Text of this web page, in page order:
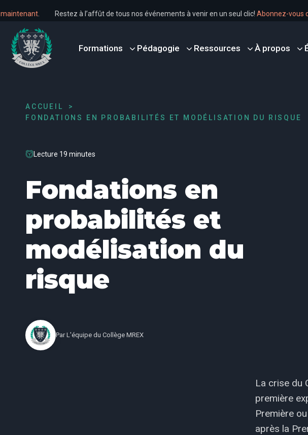
dès maintenant. Restez à l’affût de tous nos événements à venir en un seul clic!Abonnez-
Formations Pédagogie Ressources À propos
ACCUEIL
FONDATIONS EN PROBABILITÉS ET MODÉLISATION DU RISQUE
Lecture 19 minutes
Fondations en
probabilités et
modélisation du
risque
Par L'équipe du Collège MREX
La crise du
première
Première
après la